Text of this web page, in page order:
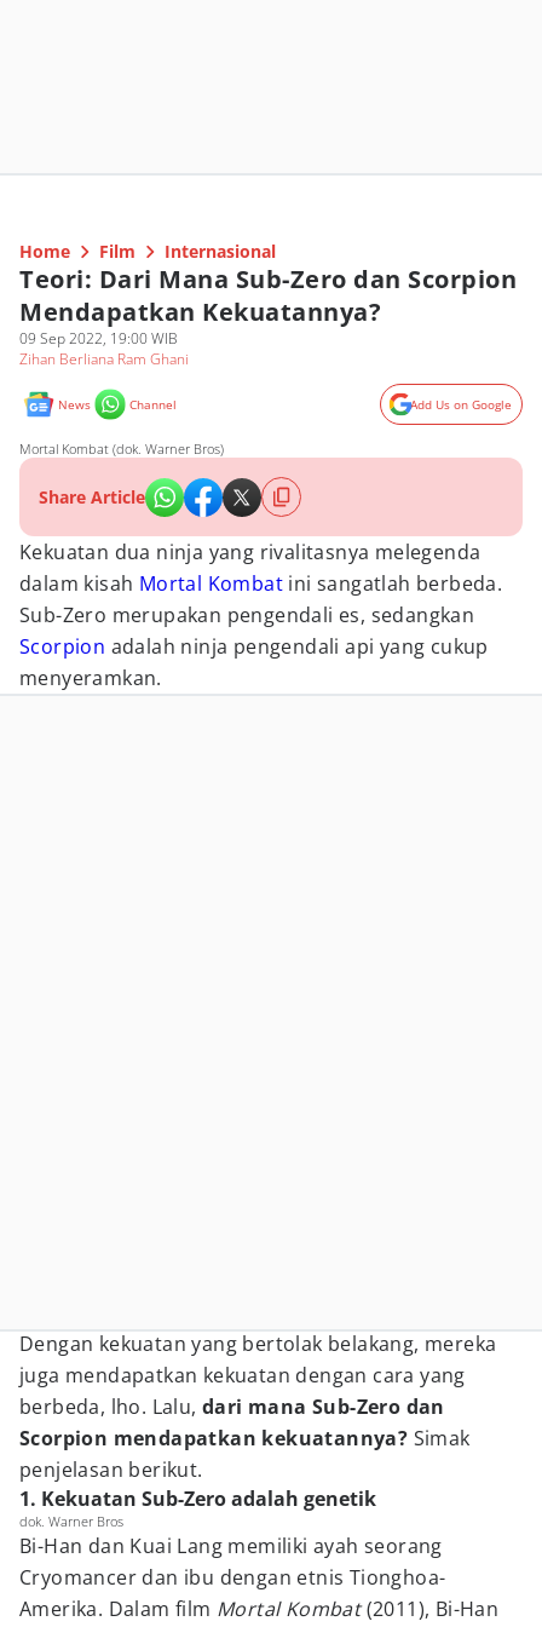
Home Film Internasional
Teori: Dari Mana Sub-Zero dan Scorpion
Mendapatkan Kekuatannya?
09 Sep 2022, 19:00 WIB
Zihan Berliana Ram Ghani
News Channel Add Us on Google
Mortal Kombat (dok. Warner Bros)
Share Article
Kekuatan dua ninja yang rivalitasnya melegenda
dalam kisah Mortal Kombat ini sangatlah berbeda.
Sub-Zero merupakan pengendali es, sedangkan
Scorpion adalah ninja pengendali api yang cukup
menyeramkan.
Dengan kekuatan yang bertolak belakang, mereka
juga mendapatkan kekuatan dengan cara yang
berbeda, lho. Lalu, dari mana Sub-Zero dan
Scorpion mendapatkan kekuatannya? Simak
penjelasan berikut.
1. Kekuatan Sub-Zero adalah genetik
dok. Warner Bros
Bi-Han dan Kuai Lang memiliki ayah seorang
Cryomancer dan ibu dengan etnis Tionghoa-
Amerika. Dalam film Mortal Kombat(2011), Bi-Han